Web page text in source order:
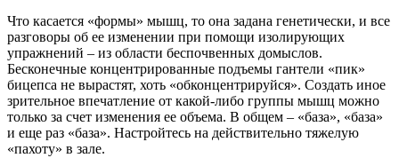
Что касается «формы» мышц, то она задана генетически, и все
разговоры об ее изменении при помощи изолирующих
упражнений – из области беспочвенных домыслов.
Бесконечные концентрированные подъемы гантели «пик»
бицепса не вырастят, хоть «обконцентрируйся». Создать иное
зрительное впечатление от какой-либо группы мышц можно
только за счет изменения ее объема. В общем – «база», «база»
и еще раз «база». Настройтесь на действительно тяжелую
«пахоту» в зале.